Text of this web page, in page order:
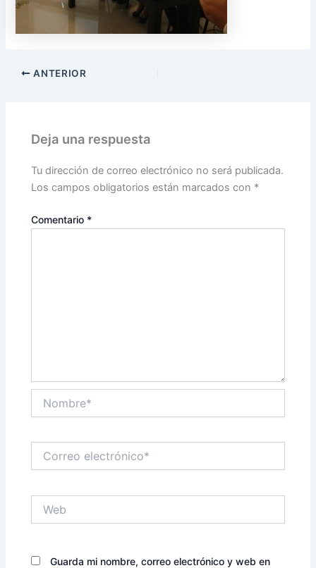
ANTERIOR
Deja una respuesta
Tu dirección de correo electrónico no será publicada.
Los campos obligatorios están marcados con *
Comentario *
electrónico*
Guarda mi nombre, correo electrónico y web en